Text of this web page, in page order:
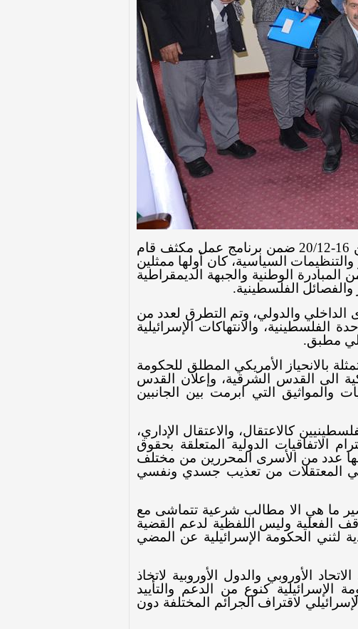
18-12-2018- يحل وفد برلماني إيرلندي ضيفا على المجلس التشريعي خلال الفترة من 16-20/12 ضمن برنامج عمل مكثف قام
السياسية، كان أولها ممثلين
الوطنية والجبهة الديمقراطية
الفلسطينية.
الداخلي والدولي، وتم التطرق لعدد من
والانتهاكات الإسرائيلية
مطبق.
بالانحياز الأمريكي المطلق للحكومة
الى القدس الشرقية، وإعلان القدس
والمواثيق التي ابرمت بين الجانبين
كالاعتقال، والاعتقال الإداري،
الاتفاقيات الدولية المتعلقة بحقوق
عدد من الأسرى المحررين من مختلف
في المعتقلات من تعذيب جسدي ونفسي
ما هي الا مطالب شرعية تتماشى مع
الفعلية وليس اللفظية لدعم القضية
لثني الحكومة الإسرائيلية عن المضي
الأوروبي والدول الأوروبية لاتخاذ
كنوع من الدعم والتأييد
لاقتراف الجرائم المختلفة دون